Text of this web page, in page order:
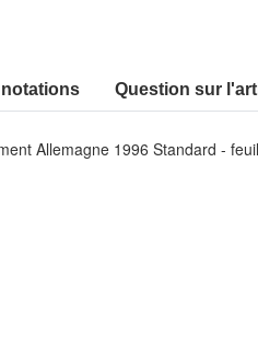
notations Question sur
Allemagne 1996 Standard -